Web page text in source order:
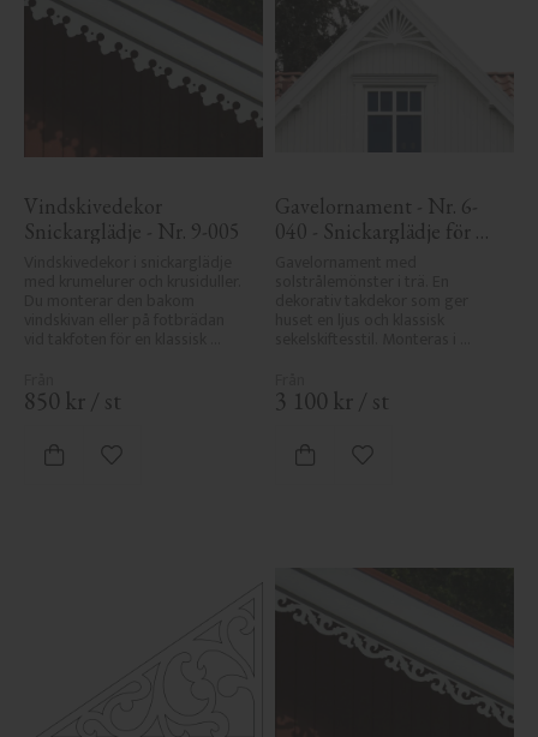
Vindskivedekor
Snickarglädje - Nr. 9-005
850 kr / st
Lägg till i favoriter
Gavelornament - Nr. 6-
040 - Snickarglädje för
3 100 kr / st
Lägg till i favoriter